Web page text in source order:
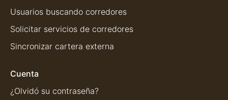
Usuarios buscando corredores
Solicitar servicios de corredores
Sincronizar cartera externa
Cuenta
¿Olvidó su contraseña?